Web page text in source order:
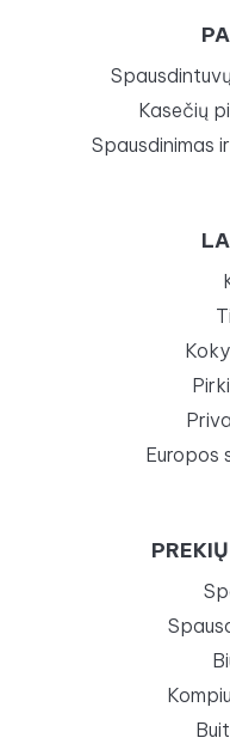
Kasečių
Spausdinimas
Europos